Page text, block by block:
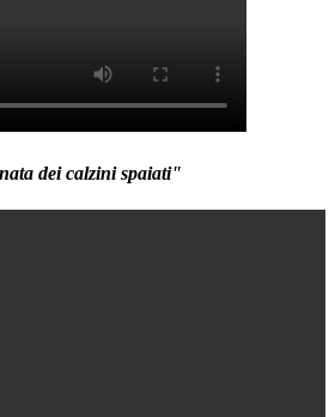
dei calzini spaiati"